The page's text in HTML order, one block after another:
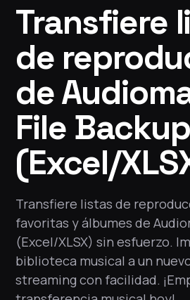
Transfiere
de
de
File Backup
(Excel/
Transfiere listas de
favoritas y álbumes de
(Excel/XLSX) sin esfuerzo.
biblioteca musical a un
streaming con facilidad.